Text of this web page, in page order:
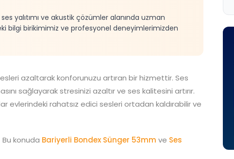
yalıtımı ve akustik çözümler alanında uzman
bilgi birikimimiz ve profesyonel deneyimlerimizden
azaltarak konforunuzu artıran bir hizmettir. Ses
sağlayarak stresinizi azaltır ve ses kalitesini artırır.
evlerindeki rahatsız edici sesleri ortadan kaldırabilir ve
konuda Bariyerli Bondex Sünger 53mm ve Ses